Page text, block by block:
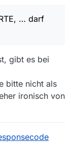
dann endlos, ob
soll. Da
aber
… darf
gibt es bei
bitte nicht als
ironisch von